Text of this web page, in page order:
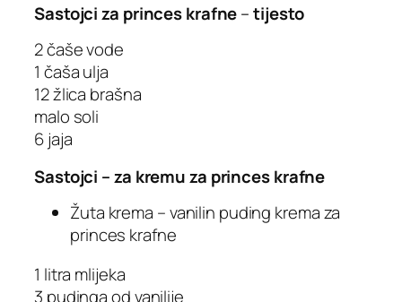
Sastojci za princes krafne–tijesto
2 čaše vode
1 čaša ulja
12 žlica brašna
malo soli
6 jaja
Sastojci – za kremu za princes krafne
Žuta krema – vanilin puding krema za
princes krafne
1 litra mlijeka
3 pudinga od vanilije